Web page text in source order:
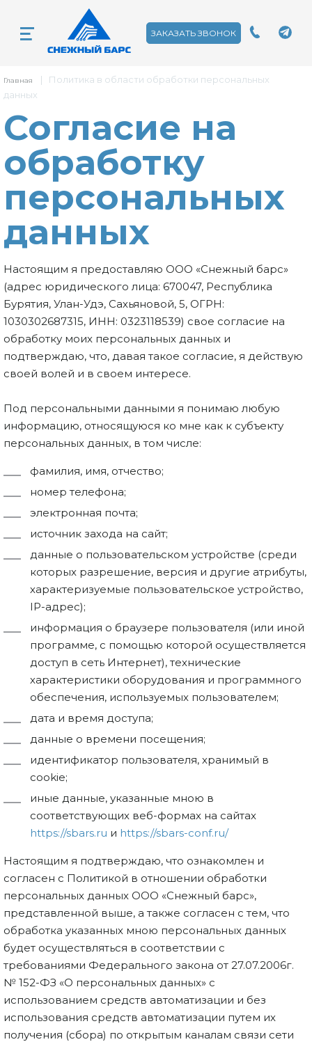
ЗАКАЗАТЬ ЗВОНОК
Главная | Политика в области обработки персональных
данных
Согласие на
обработку
персональных
данных
Настоящим я предоставляю ООО «Снежный барс»
(адрес юридического лица: 670047, Республика
Бурятия, Улан-Удэ, Сахьяновой, 5, ОГРН:
1030302687315, ИНН: 0323118539) свое согласие на
обработку моих персональных данных и
подтверждаю, что, давая такое согласие, я действую
своей волей и в своем интересе.
Под персональными данными я понимаю любую
информацию, относящуюся ко мне как к субъекту
персональных данных, в том числе:
фамилия, имя, отчество;
номер телефона;
электронная почта;
источник захода на сайт;
данные о пользовательском устройстве (среди
которых разрешение, версия и другие атрибуты,
характеризуемые пользовательское устройство,
IP-адрес);
информация о браузере пользователя (или иной
программе, с помощью которой осуществляется
доступ в сеть Интернет), технические
характеристики оборудования и программного
обеспечения, используемых пользователем;
дата и время доступа;
данные о времени посещения;
идентификатор пользователя, хранимый в
cookie;
иные данные, указанные мною в
соответствующих веб-формах на сайтах
https://sbars.ru и https://sbars-conf.ru/
Настоящим я подтверждаю, что ознакомлен и
согласен с Политикой в отношении обработки
персональных данных ООО «Снежный барс»,
представленной выше, а также согласен с тем, что
обработка указанных мною персональных данных
будет осуществляться в соответствии с
требованиями Федерального закона от 27.07.2006г.
№ 152-ФЗ «О персональных данных» с
использованием средств автоматизации и без
использования средств автоматизации путем их
получения (сбора) по открытым каналам связи сети